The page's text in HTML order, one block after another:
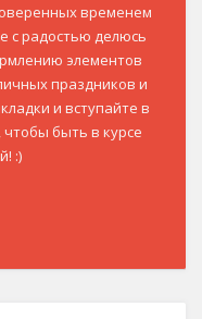
временем
с радостью делюсь
элементов
праздников и
и вступайте в
быть в курсе
:)